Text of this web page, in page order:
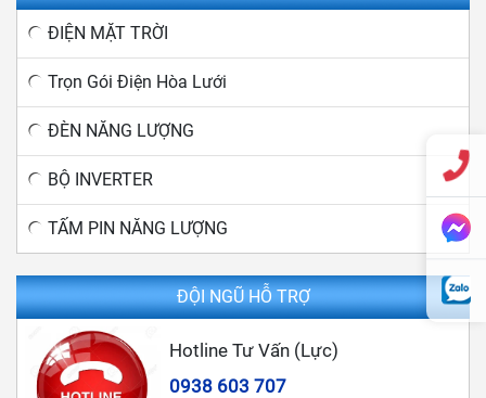
ĐIỆN MẶT TRỜI
Trọn Gói Điện Hòa Lưới
ĐÈN NĂNG LƯỢNG
BỘ INVERTER
TẤM PIN NĂNG LƯỢNG
ĐỘI NGŨ HỖ TRỢ
Hotline Tư Vấn (Lực)
0938 603 707